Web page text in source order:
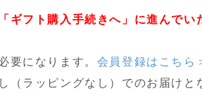
フト購入手続きへ」に進んでい
要になります。 会員登録はこちら
（ラッピングなし）でのお届けと